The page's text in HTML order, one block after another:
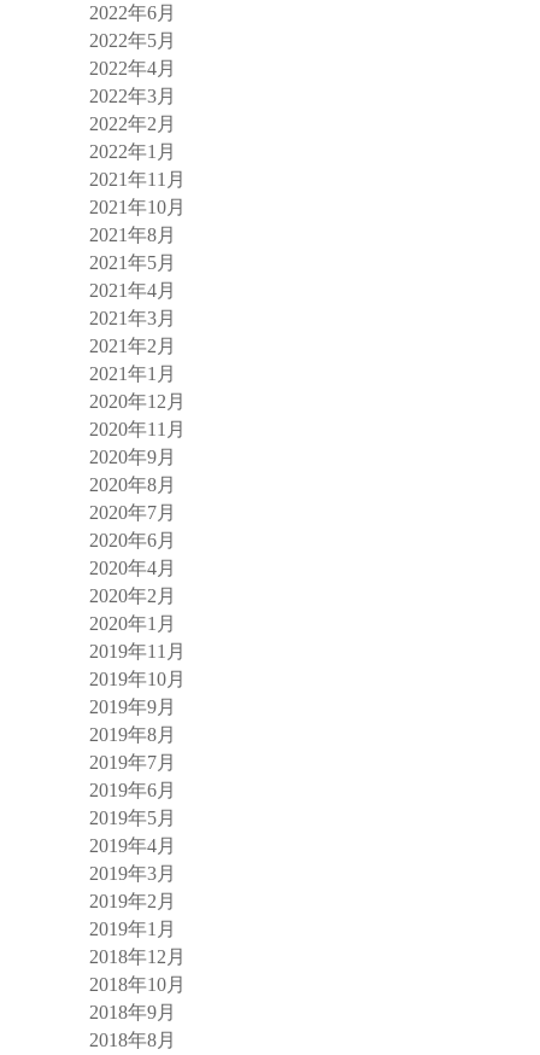
2022年6月
2022年5月
2022年4月
2022年3月
2022年2月
2022年1月
2021年11月
2021年10月
2021年8月
2021年5月
2021年4月
2021年3月
2021年2月
2021年1月
2020年12月
2020年11月
2020年9月
2020年8月
2020年7月
2020年6月
2020年4月
2020年2月
2020年1月
2019年11月
2019年10月
2019年9月
2019年8月
2019年7月
2019年6月
2019年5月
2019年4月
2019年3月
2019年2月
2019年1月
2018年12月
2018年10月
2018年9月
2018年8月